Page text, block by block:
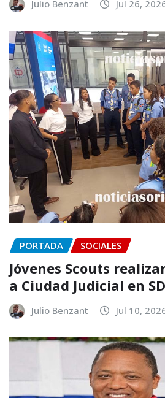
Julio Benzant Jul 26,
PORTADA SOCIALES
Jóvenes Scouts
a Ciudad Judicial en
Julio Benzant Jul 10,